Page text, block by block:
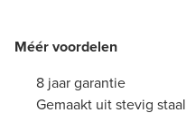
Méér voordelen
8 jaar garantie
Gemaakt uit stevig staal